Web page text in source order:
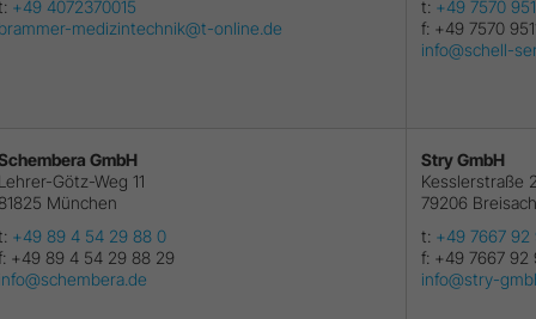
+49 4072370015
brammer-medizintechnik@t-online.de
t: +49 7570
f: +49 7570
info@schell-
GmbH
Lehrer-Götz-Weg 11
München
+49 89 4 54 29 88 0
+49 89 4 54 29 88 29
info@schembera.de
Stry GmbH
Kesslerstraße
79206 Breisach
t: +49 7667 92
f: +49 7667 92
info@stry-